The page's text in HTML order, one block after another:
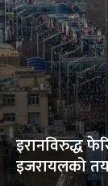
इरानविरुद्ध
इजरायलको